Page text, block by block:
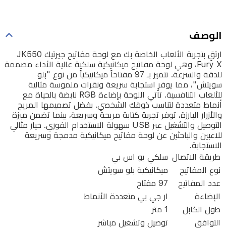
الأداء
مصممة
للدقة
والسرعة.
تتميز
بـ
97
مفتاحاً
ميكانيكياً
من
نوع
"بلو
سويتش"،
الوصف
ارتقِ بتجربة الألعاب الخاصة بك مع لوحة مفاتيح جيرتيك JK550
Fury X، وهي لوحة مفاتيح ميكانيكية سلكية عالية الأداء مصممة
للدقة والسرعة. تتميز بـ 97 مفتاحاً ميكانيكياً من نوع "بلو
سويتش"، مما يوفر استجابة سريعة ونقرات ملموسة مثالية
للألعاب التنافسية. تأتي اللوحة بإضاءة RGB نابضة بالحياة مع
أنماط متعددة لتناسب ذوقك الشخصي. بفضل تصميمها المريح
والأزرار البارزة، توفر تجربة كتابة مريحة وسريعة، بينما تضمن ميزة
التوصيل والتشغيل عبر USB سهولة الاستخدام الفوري. خيار مثالي
للاعبين والباحثين عن لوحة مفاتيح ميكانيكية مدمجة وسريعة
الاستجابة.
طريقة الاتصال سلكي يو اس بي
نوع المفاتيح
ميكانيكية بلو سويتش
عدد المفاتيح
97 مفتاح
الإضاءة
ار جي بي متعددة الأنماط
طول الكابل
1 متر
التوافق
توصيل وتشغيل مباشر